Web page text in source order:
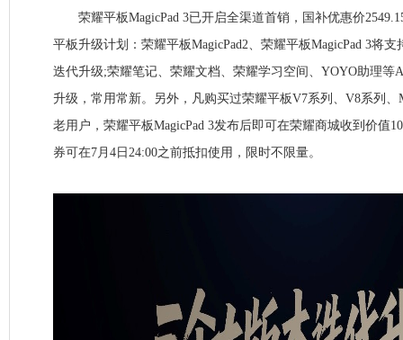
荣耀平板MagicPad 3已开启全渠道首销，国补优惠价
平板升级计划：荣耀平板MagicPad2、荣耀平板MagicPad 3将
迭代升级;荣耀笔记、荣耀文档、荣耀学习空间、YOYO助理等
升级，常用常新。另外，凡购买过荣耀平板V7系列、V8系列、
老用户，荣耀平板MagicPad 3发布后即可在荣耀商城收到价值
券可在7月4日24:00之前抵扣使用，限时不限量。